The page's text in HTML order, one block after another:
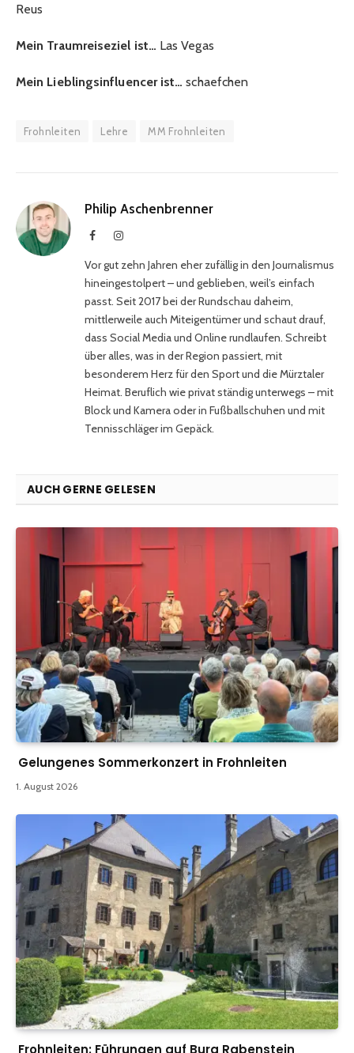
Reus
Mein Traumreiseziel ist… Las Vegas
Mein Lieblingsinfluencer ist… schaefchen
Frohnleiten Lehre MM Frohnleiten
Philip Aschenbrenner
FacebookInstagram
Vor gut zehn Jahren eher zufällig in den Journalismus
hineingestolpert – und geblieben, weil’s einfach
passt. Seit 2017 bei der Rundschau daheim,
mittlerweile auch Miteigentümer und schaut drauf,
dass Social Media und Online rundlaufen. Schreibt
über alles, was in der Region passiert, mit
besonderem Herz für den Sport und die Mürztaler
Heimat. Beruflich wie privat ständig unterwegs – mit
Block und Kamera oder in Fußballschuhen und mit
Tennisschläger im Gepäck.
AUCH GERNE GELESEN
Gelungenes Sommerkonzert in Frohnleiten
1. August 2026